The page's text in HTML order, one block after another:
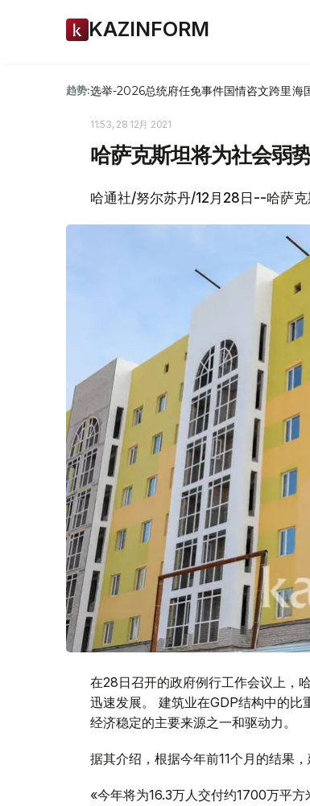
KAZINFORM
趋势:选举-2026总统府任免事件国情咨文跨里海
11:53, 28 12月 2021
哈萨克斯坦将为社会弱
哈通社/努尔苏丹/12月28日--哈萨克
在28日召开的政府例行工作会议上，
迅速发展。 建筑业在GDP结构中的比
经济稳定的主要来源之一和驱动力。
据其介绍，根据今年前11个月的结果
«今年将为16.3万人交付约1700万平